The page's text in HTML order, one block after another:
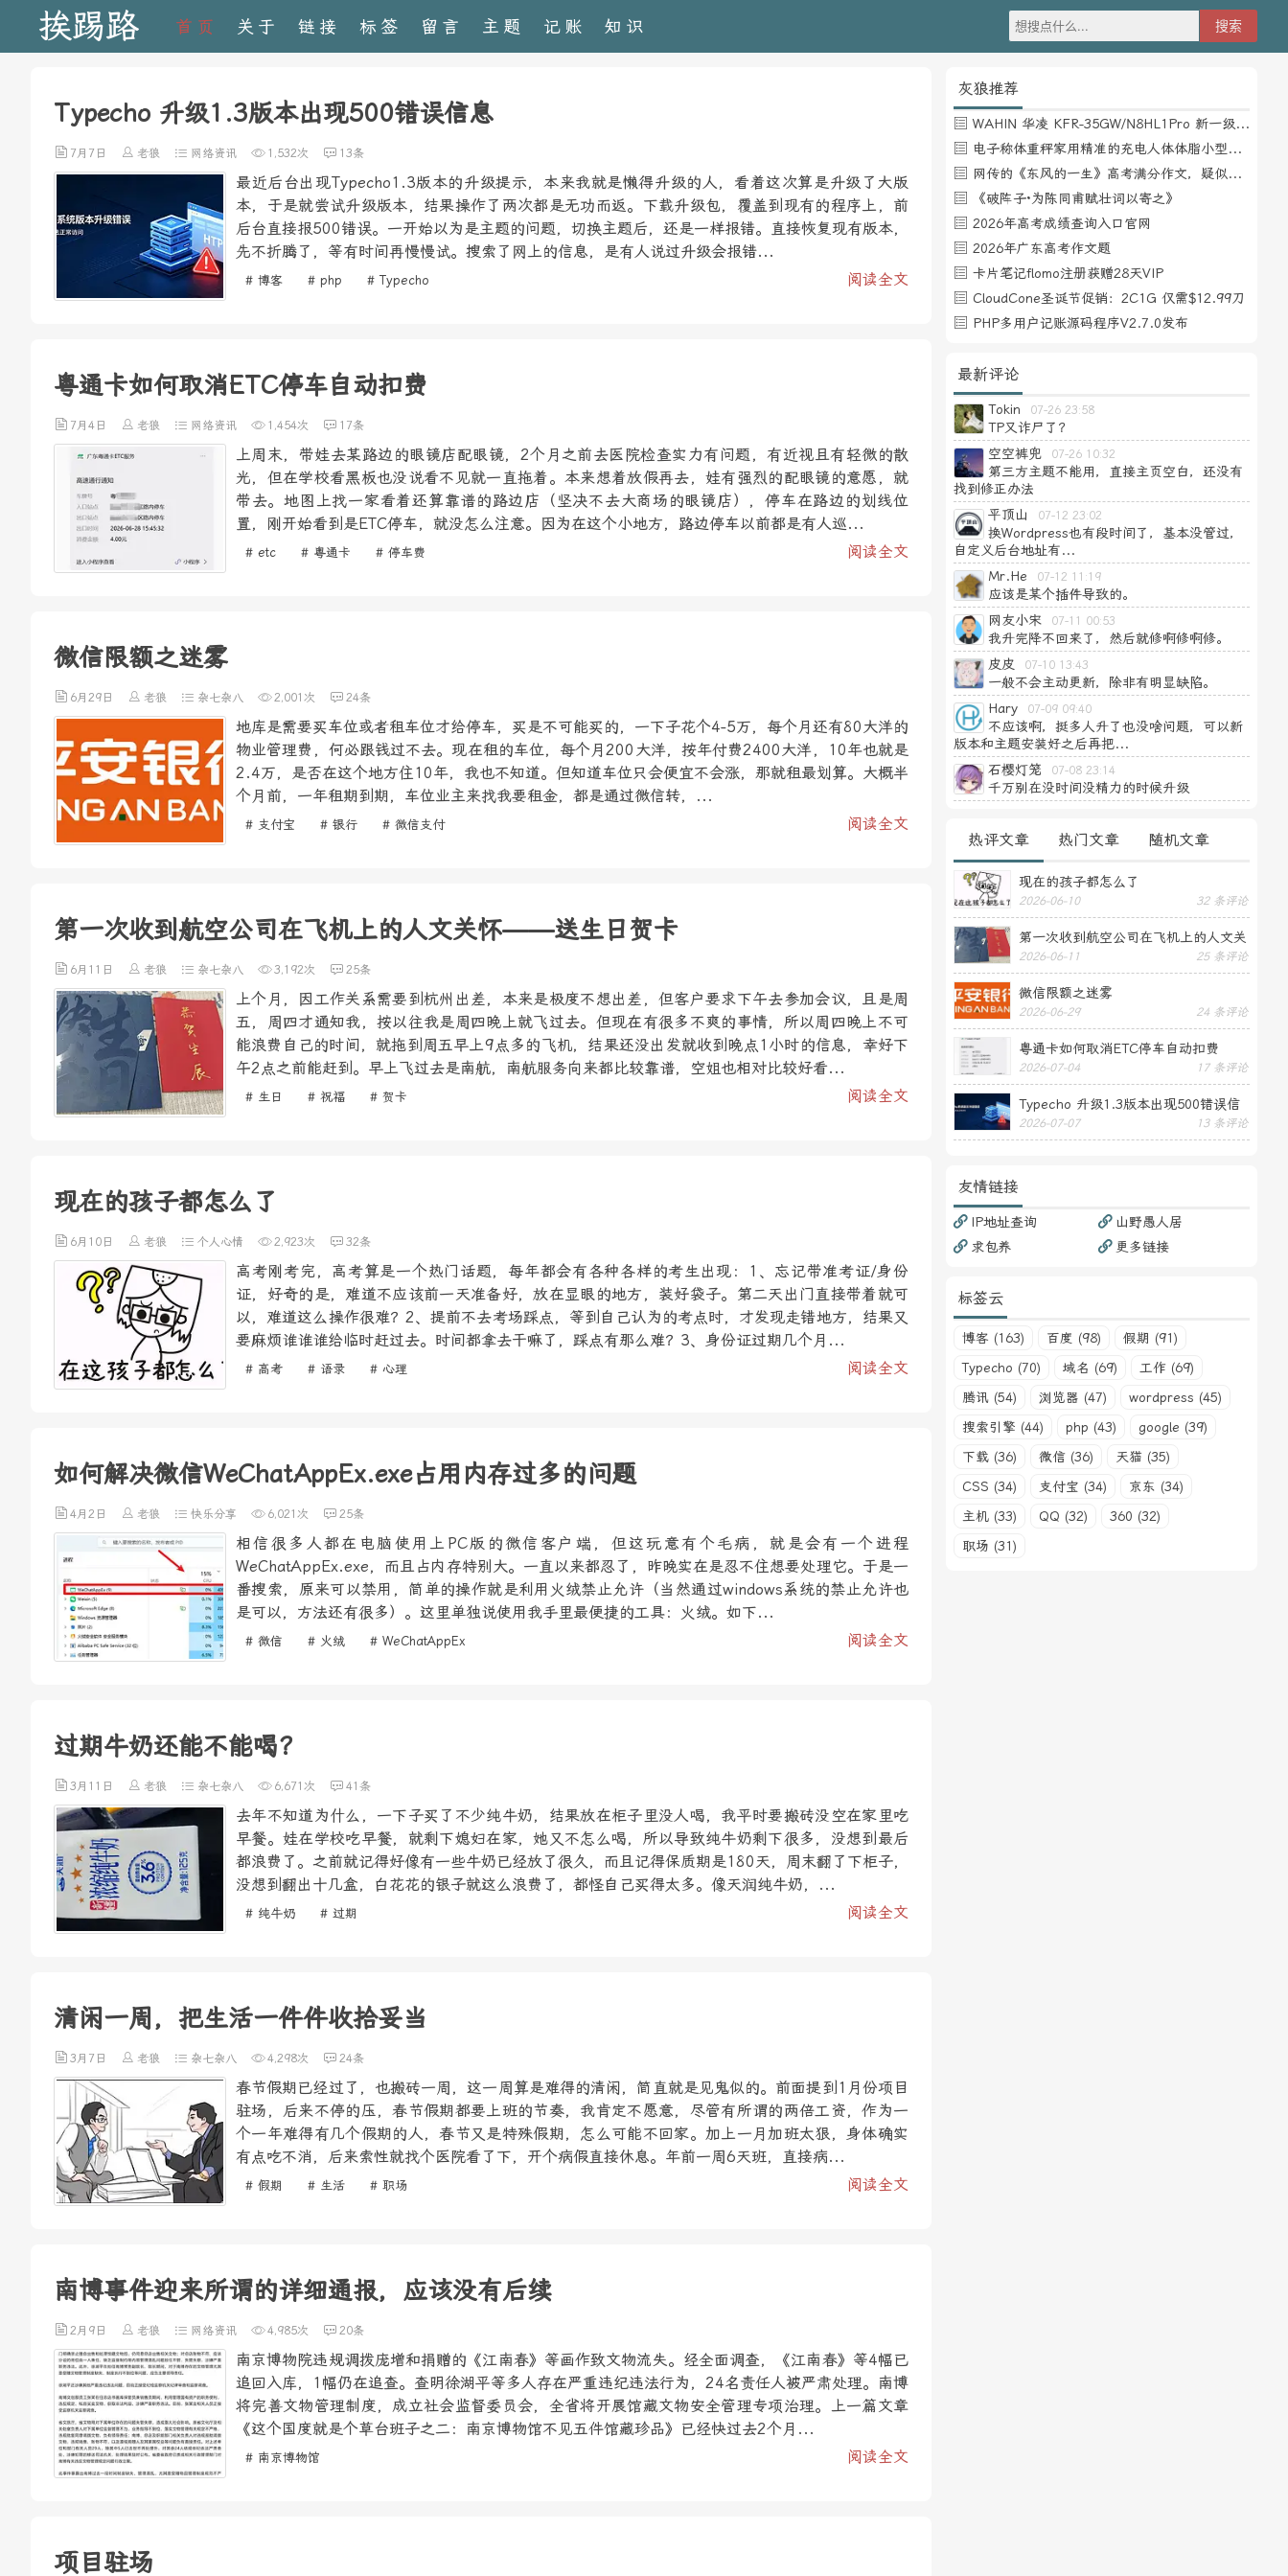
挨踢路 首页 关于 链接 标签 留言 主题 记账 知识
Typecho 升级1.3版本出现500错误信息
7月7日 老狼 网络资讯 1,532次 13条
最近后台出现Typecho1.3版本的升级提示，本来我就是懒得升级的人，看着这次算是升级了大版
本，于是就尝试升级版本，结果操作了两次都是无功而返。下载升级包，覆盖到现有的程序上，前
后台直接报500错误。一开始以为是主题的问题，切换主题后，还是一样报错。直接恢复现有版本，
先不折腾了，等有时间再慢慢试。搜索了网上的信息，是有人说过升级会报错...
阅读全文
# 博客 # php # Typecho
粤通卡如何取消ETC停车自动扣费
7月4日 老狼 网络资讯 1,454次 17条
上周末，带娃去某路边的眼镜店配眼镜，2个月之前去医院检查实力有问题，有近视且有轻微的散
光，但在学校看黑板也没说看不见就一直拖着。本来想着放假再去，娃有强烈的配眼镜的意愿，就
带去。地图上找一家看着还算靠谱的路边店（坚决不去大商场的眼镜店），停车在路边的划线位
置，刚开始看到是ETC停车，就没怎么注意。因为在这个小地方，路边停车以前都是有人巡...
阅读全文
# etc # 粤通卡 # 停车费
微信限额之迷雾
6月29日 老狼 杂七杂八 2,001次 24条
地库是需要买车位或者租车位才给停车，买是不可能买的，一下子花个4-5万，每个月还有80大洋的
物业管理费，何必跟钱过不去。现在租的车位，每个月200大洋，按年付费2400大洋，10年也就是
2.4万，是否在这个地方住10年，我也不知道。但知道车位只会便宜不会涨，那就租最划算。大概半
个月前，一年租期到期，车位业主来找我要租金，都是通过微信转，...
阅读全文
# 支付宝 # 银行 # 微信支付
第一次收到航空公司在飞机上的人文关怀——送生日贺卡
6月11日 老狼 杂七杂八 3,192次 25条
上个月，因工作关系需要到杭州出差，本来是极度不想出差，但客户要求下午去参加会议，且是周
五，周四才通知我，按以往我是周四晚上就飞过去。但现在有很多不爽的事情，所以周四晚上不可
能浪费自己的时间，就拖到周五早上9点多的飞机，结果还没出发就收到晚点1小时的信息，幸好下
午2点之前能赶到。早上飞过去是南航，南航服务向来都比较靠谱，空姐也相对比较好看...
阅读全文
# 生日 # 祝福 # 贺卡
现在的孩子都怎么了
6月10日 老狼 个人心情 2,923次 32条
高考刚考完，高考算是一个热门话题，每年都会有各种各样的考生出现：1、忘记带准考证/身份
证，好奇的是，难道不应该前一天准备好，放在显眼的地方，装好袋子。第二天出门直接带着就可
以，难道这么操作很难？2、提前不去考场踩点，等到自己认为的考点时，才发现走错地方，结果又
要麻烦谁谁谁给临时赶过去。时间都拿去干嘛了，踩点有那么难？3、身份证过期几个月...
阅读全文
# 高考 # 语录 # 心理
如何解决微信WeChatAppEx.exe占用内存过多的问题
4月2日 老狼 快乐分享 6,021次 25条
相信很多人都在电脑使用上PC版的微信客户端，但这玩意有个毛病，就是会有一个进程
WeChatAppEx.exe，而且占内存特别大。一直以来都忍了，昨晚实在是忍不住想要处理它。于是一
番搜索，原来可以禁用，简单的操作就是利用火绒禁止允许（当然通过windows系统的禁止允许也
是可以，方法还有很多）。这里单独说使用我手里最便捷的工具：火绒。如下...
阅读全文
# 微信 # 火绒 # WeChatAppEx
过期牛奶还能不能喝？
3月11日 老狼 杂七杂八 6,671次 41条
去年不知道为什么，一下子买了不少纯牛奶，结果放在柜子里没人喝，我平时要搬砖没空在家里吃
早餐。娃在学校吃早餐，就剩下媳妇在家，她又不怎么喝，所以导致纯牛奶剩下很多，没想到最后
都浪费了。之前就记得好像有一些牛奶已经放了很久，而且记得保质期是180天，周末翻了下柜子，
没想到翻出十几盒，白花花的银子就这么浪费了，都怪自己买得太多。像天润纯牛奶，...
阅读全文
# 纯牛奶 # 过期
清闲一周，把生活一件件收拾妥当
3月7日 老狼 杂七杂八 4,298次 24条
春节假期已经过了，也搬砖一周，这一周算是难得的清闲，简直就是见鬼似的。前面提到1月份项目
驻场，后来不停的压，春节假期都要上班的节奏，我肯定不愿意，尽管有所谓的两倍工资，作为一
个一年难得有几个假期的人，春节又是特殊假期，怎么可能不回家。加上一月加班太狠，身体确实
有点吃不消，后来索性就找个医院看了下，开个病假直接休息。年前一周6天班，直接病...
阅读全文
# 假期 # 生活 # 职场
南博事件迎来所谓的详细通报，应该没有后续
2月9日 老狼 网络资讯 4,985次 20条
南京博物院违规调拨庞增和捐赠的《江南春》等画作致文物流失。经全面调查，《江南春》等4幅已
追回入库，1幅仍在追查。查明徐湖平等多人存在严重违纪违法行为，24名责任人被严肃处理。南博
将完善文物管理制度，成立社会监督委员会，全省将开展馆藏文物安全管理专项治理。上一篇文章
《这个国度就是个草台班子之二：南京博物馆不见五件馆藏珍品》已经快过去2个月...
阅读全文
# 南京博物馆
项目驻场
灰狼推荐
WAHIN 华凌 KFR-35GW/N8HL1Pro 新一级能效 壁挂式空调 1.5匹
电子称体重秤家用精准的充电人体体脂小型称重支持HUAWEI HiLink
网传的《东风的一生》高考满分作文，疑似自媒体或其他渠道炒作
《破阵子·为陈同甫赋壮词以寄之》
2026年高考成绩查询入口官网
2026年广东高考作文题
卡片笔记flomo注册获赠28天VIP
CloudCone圣诞节促销：2C1G 仅需$12.99刀
PHP多用户记账源码程序V2.7.0发布
最新评论
Tokin 07-26 23:58
TP又诈尸了？
空空裤兜
07-26 10:32
第三方主题不能用，直接主页空白，还没有
找到修正办法
平顶山
07-12 23:02
换Wordpress也有段时间了，基本没管过，
自定义后台地址有...
Mr.He
07-12 11:19
应该是某个插件导致的。
网友小宋
07-11 00:53
我升完降不回来了，然后就修啊修啊修。
皮皮
07-10 13:43
一般不会主动更新，除非有明显缺陷。
Hary
07-09 09:40
不应该啊，挺多人升了也没啥问题，可以新
版本和主题安装好之后再把...
石樱灯笼
07-08 23:14
千万别在没时间没精力的时候升级
热评文章 热门文章 随机文章
现在的孩子都怎么了
2026-06-10 32 条评论
第一次收到航空公司在飞机上的人文关
怀——送生日贺卡
2026-06-11 25 条评论
微信限额之迷雾
2026-06-29 24 条评论
粤通卡如何取消ETC停车自动扣费
2026-07-04 17 条评论
Typecho 升级1.3版本出现500错误信
息
2026-07-07 13 条评论
友情链接
IP地址查询
山野愚人居
求包养
更多链接
标签云
博客 (163) 百度 (98)
假期 (91)
Typecho (70)
域名 (69)
工作 (69)
腾讯 (54)
浏览器 (47)
wordpress (45)
搜索引擎 (44)
php (43)
google (39)
下载 (36)
微信 (36)
天猫 (35)
CSS (34)
支付宝 (34)
京东 (34)
主机 (33)
QQ (32)
360 (32)
职场 (31)